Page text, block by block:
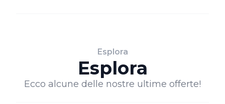
Esplora
Esplora
Ecco alcune delle nostre ultime offerte!